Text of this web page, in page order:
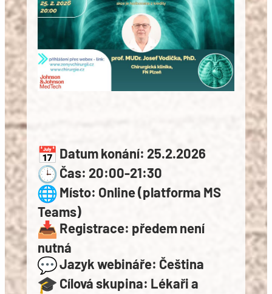
Datum konání: 25.2.2026
Čas: 20:00-21:30
Místo: Online (platforma MS
Teams)
Registrace: předem není
nutná
Jazyk webináře: Čeština
Cílová skupina: Lékaři a